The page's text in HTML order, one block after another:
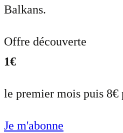
Balkans.
Offre découverte
1€
le premier mois puis 8€
Je m'abonne